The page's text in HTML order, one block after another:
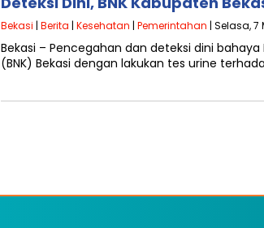
Bekasi | Berita | Kesehatan | Pemerintahan | Selasa, 7
Bekasi – Pencegahan dan deteksi dini
(BNK) Bekasi dengan lakukan tes urine